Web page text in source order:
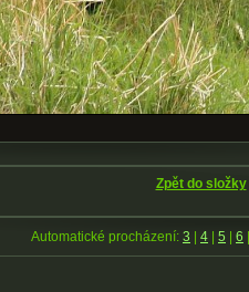
Zpět do složky
Automatické procházení: 3 4 5 6